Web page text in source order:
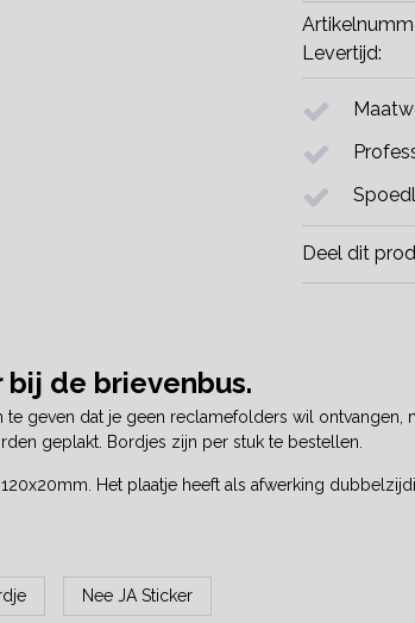
Levertijd:
Deel dit
de brievenbus.
geven dat je geen reclamefolders wil ontvangen,
geplakt. Bordjes zijn per stuk te bestellen.
Het plaatje heeft als afwerking
Nee JA Sticker